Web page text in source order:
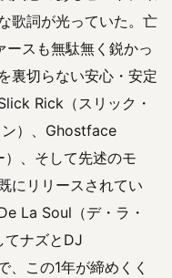
歌詞が光っていた。亡
スも無駄無く鋭かっ
裏切らない安心・安定
Rick（スリック・
）、Ghostface
、そして先述のモ
にリリースされてい
La Soul（デ・ラ・
てナズとDJ
この1年が締めくく